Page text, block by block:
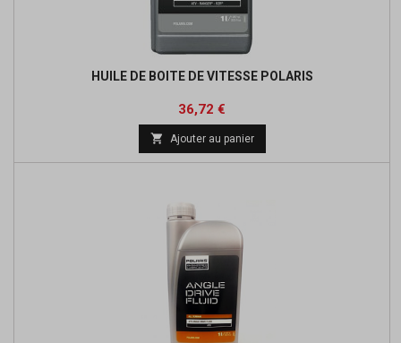
HUILE DE BOITE DE VITESSE POLARIS
Prix
36,72 €
 Ajouter au panier